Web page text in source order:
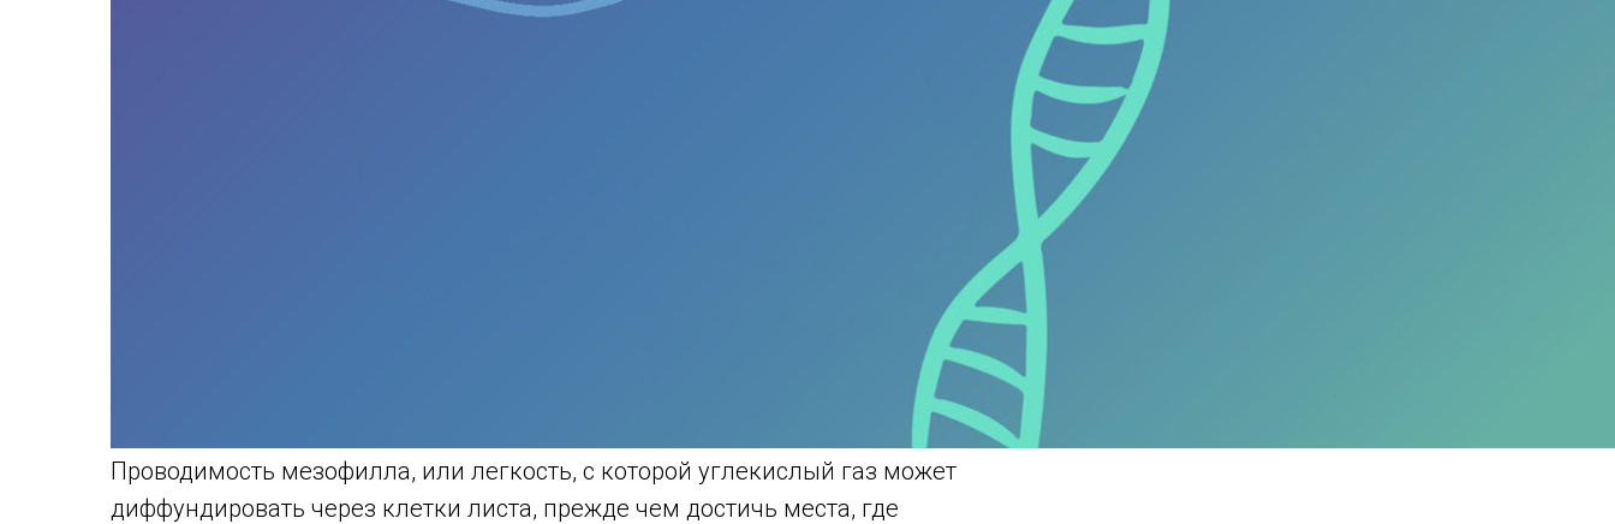
Проводимость мезофилла, или легкость, с которой углекислый газ может
диффундировать через клетки листа, прежде чем достичь места, где